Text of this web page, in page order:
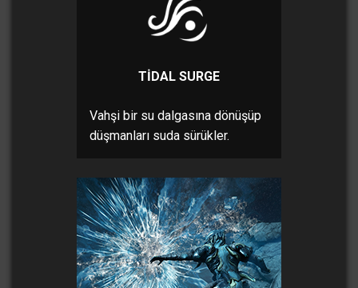
TIDAL SURGE
Vahşi bir su dalgasına dönüşüp
düşmanları suda sürükler.